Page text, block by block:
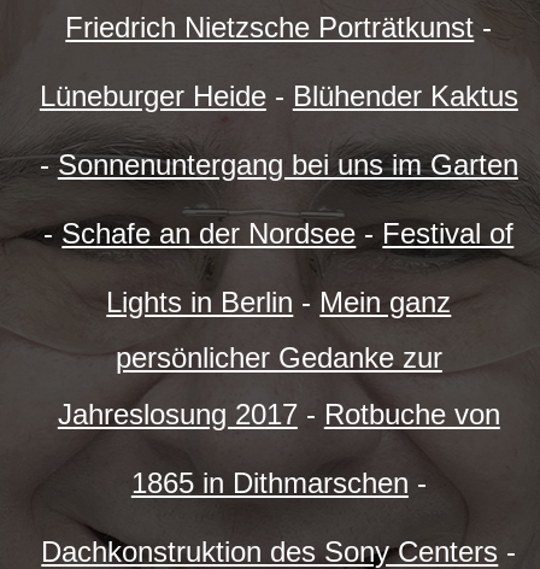
Friedrich Nietzsche Porträtkunst -
Lüneburger Heide- Blühender Kaktus
-Sonnenuntergang bei uns im Garten
-Schafe an der Nordsee - Festival of
Lights in Berlin - Mein ganz
persönlicher Gedanke zur
Jahreslosung 2017- Rotbuche von
1865 in Dithmarschen -
Dachkonstruktion des Sony Centers -